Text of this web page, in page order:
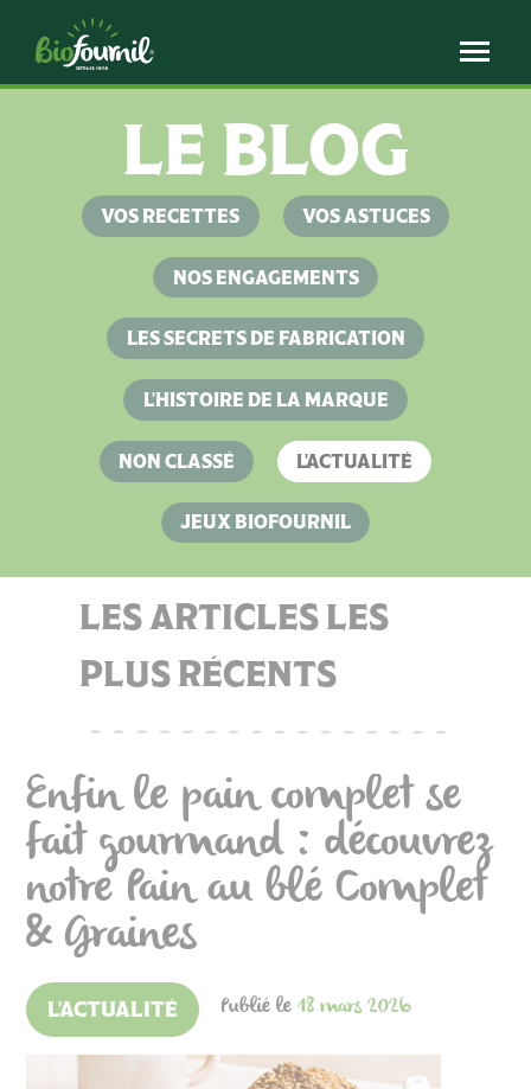
LE BLOG
VOS RECETTES VOS ASTUCES
NOS ENGAGEMENTS
LES SECRETS DE FABRICATION
L'HISTOIRE DE LA MARQUE
NON CLASSÉ L'ACTUALITÉ
JEUX BIOFOURNIL
LES ARTICLES LES
PLUS RÉCENTS
Enfin le pain complet se
fait gourmand : découvrez
notre Pain au blé Complet
& Graines
L'ACTUALITÉ Publié le18 mars 2026
Panneau de gestion des cookies